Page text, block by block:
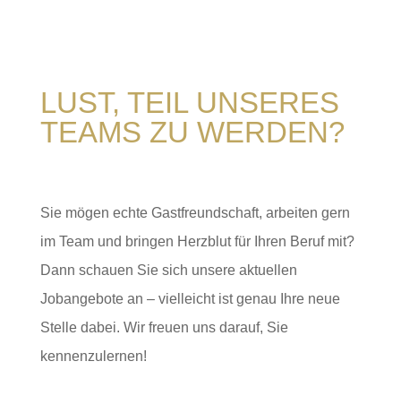
LUST, TEIL UNSERES
TEAMS ZU WERDEN?
Sie mögen echte Gastfreundschaft, arbeiten gern
im Team und bringen Herzblut für Ihren Beruf mit?
Dann schauen Sie sich unsere aktuellen
Jobangebote an – vielleicht ist genau Ihre neue
Stelle dabei. Wir freuen uns darauf, Sie
kennenzulernen!